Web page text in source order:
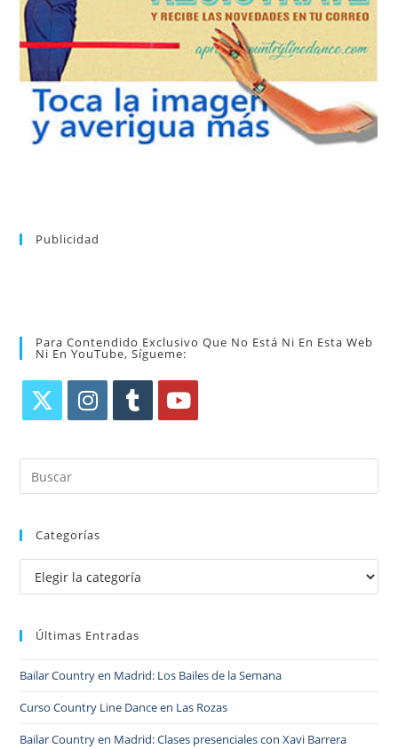
Tras registrarte tendrás acceso completo a la web. Puedes
consultar el directorio alfabético de vídeos tutoriales y
aprender la coreografía que más te apetezca. Recibirás en tu
correo la newsletter con las novedades tanto en el blog, como
de nuevos bailes. En cualquier momento puedes dar de baja
tu suscripción a la newsletter sin dejar de estar registrado.
Publicidad
Para Contendido Exclusivo Que No Está Ni En Esta Web
Ni En YouTube, Sígueme:
Categorías
Últimas Entradas
Bailar Country en Madrid: Los Bailes de la Semana
Curso Country Line Dance en Las Rozas
Bailar Country en Madrid: Clases presenciales con Xavi Barrera